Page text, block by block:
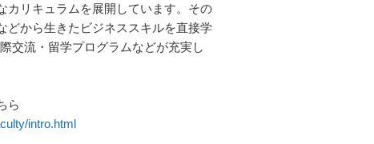
カリキュラムを展開しています。その
どから生きたビジネススキルを直接学
交流・留学プログラムなどが充実し
ら
intro.html